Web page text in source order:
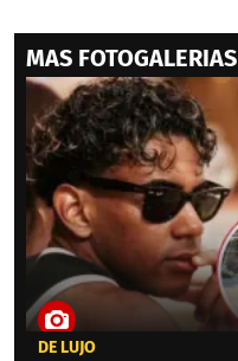
MAS FOTOGALERIAS
DE LUJO